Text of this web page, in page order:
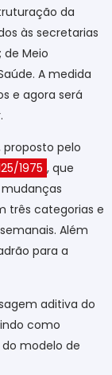
da
às secretarias
Meio
A medida
e agora será
proposto pelo
1975 , que
mudanças
três categorias e
Além
para a
aditiva do
como
modelo de